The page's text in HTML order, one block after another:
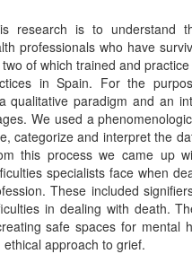
research is to understand
professionals who have
of which trained and
in Spain. For the
qualitative paradigm and an
We used a
categorize and interpret the
this process we came up
specialists face when
These included
in dealing with death.
safe spaces for mental
approach to grief.